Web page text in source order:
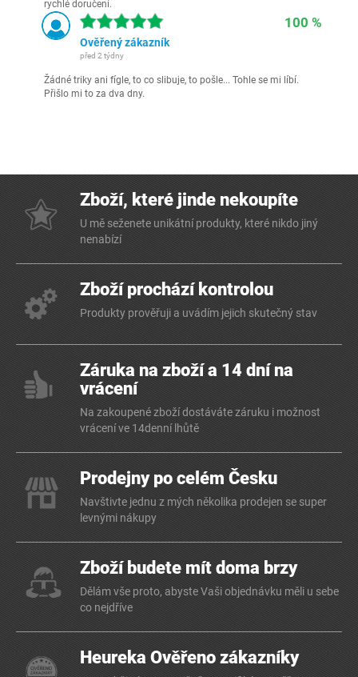
rychlé doručení.
100 %
Ověřený zákazník
před 2 týdny
Žádné triky ani fígle, to co slibuje, to pošle... Tohle se mi líbí.
Přišlo mi to za dva dny.
Zboží, které jinde nekoupíte
U mě seženete unikátní produkty, které nikdo jiný
nenabízí
Zboží prochází kontrolou
Produkty prověřuji a uvádím jejich skutečný stav
Záruka na zboží a 14 dní na
vrácení
Na zakoupené zboží dostáváte záruku i možnost
vrácení ve 14denní lhůtě
Prodejny po celém Česku
Navštivte jednu z mých několika prodejen se super
levnými nákupy
Zboží budete mít doma brzy
Dělám vše proto, abyste Vaši objednávku měli u sebe
co nejdříve
Heureka Ověřeno zákazníky